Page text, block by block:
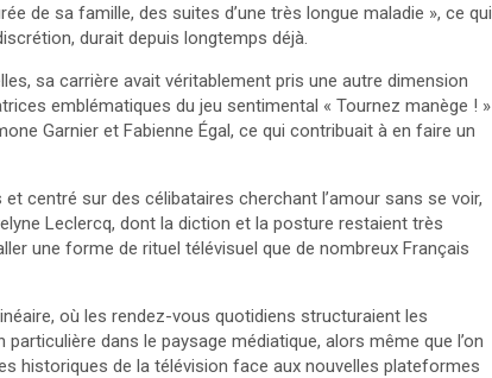
de sa famille, des suites d’une très longue maladie », ce qui
durait depuis longtemps déjà.
sa carrière avait véritablement pris une autre dimension
emblématiques du jeu sentimental « Tournez manège ! »
Garnier et Fabienne Égal, ce qui contribuait à en faire un
centré sur des célibataires cherchant l’amour sans se voir,
Leclercq, dont la diction et la posture restaient très
une forme de rituel télévisuel que de nombreux Français
où les rendez-vous quotidiens structuraient les
dans le paysage médiatique, alors même que l’on
historiques de la télévision face aux nouvelles plateformes